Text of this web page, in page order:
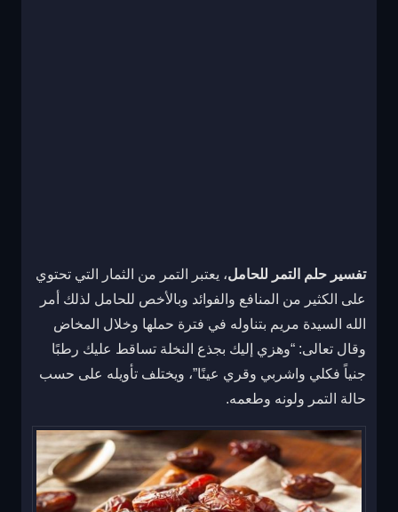
تفسير حلم التمر للحامل، يعتبر التمر من الثمار التي تحتوي
على الكثير من المنافع والفوائد وبالأخص للحامل لذلك أمر
الله السيدة مريم بتناوله في فترة حملها وخلال المخاض
وقال تعالى: “وهزي إليك بجذع النخلة تساقط عليك رطبًا
جنياً فكلي واشربي وقري عينًا”، ويختلف تأويله على حسب
حالة التمر ولونه وطعمه.